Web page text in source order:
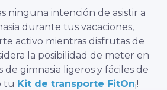
ninguna intención de asistir a
durante tus vacaciones,
activo mientras disfrutas de
la posibilidad de meter en
de gimnasia ligeros y fáciles de
tu Kit de transporte FitOn¡!